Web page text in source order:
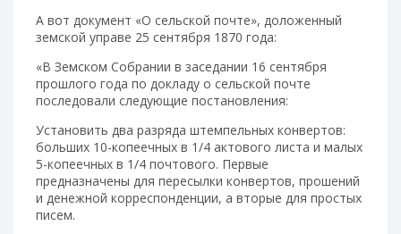
А вот документ «О сельской почте», доложенный
земской управе 25 сентября 1870 года:
«В Земском Собрании в заседании 16 сентября
прошло­го года по докладу о сельской почте
последовали следующие постановления:
Установить два разряда штемпельных конвертов:
больших 10-копеечных в 1/4 актового листа и малых
5-копеечных в 1/4 почтового. Первые
предназначены для пересылки конвертов, прошений
и денежной корреспонденции, а вторые для простых
писем.